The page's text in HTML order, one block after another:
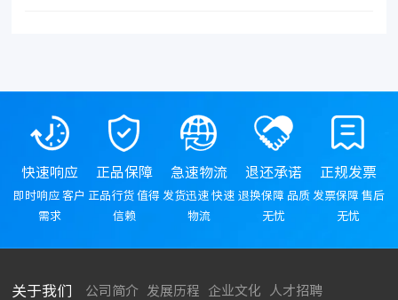
快速响应
即时响应 客户
需求
正品保障
正品行货 值得
信赖
急速物流
发货迅速 快速
物流
退还承诺
退换保障 品质
无忧
正规发票
发票保障 售后
无忧
关于我们 公司简介 发展历程 企业文化 人才招聘